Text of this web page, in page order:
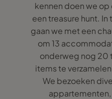
kennen doen we
een treasure hunt. In
gaan we met een
om 13
onderweg nog 20
items te
We bezoeken